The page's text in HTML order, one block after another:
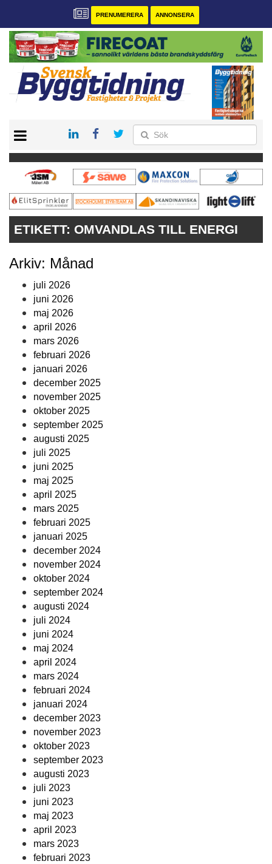
PRENUMERERA ANNONSERA
PRENUMERERA
VÅRA ANDRA MAGASIN
ANNONSERA
KONTAKT
ETIKETT: OMVANDLAS TILL ENERGI
Arkiv: Månad
juli 2026
juni 2026
maj 2026
april 2026
mars 2026
februari 2026
januari 2026
december 2025
november 2025
oktober 2025
september 2025
augusti 2025
juli 2025
juni 2025
maj 2025
april 2025
mars 2025
februari 2025
januari 2025
december 2024
november 2024
oktober 2024
september 2024
augusti 2024
juli 2024
juni 2024
maj 2024
april 2024
mars 2024
februari 2024
januari 2024
december 2023
november 2023
oktober 2023
september 2023
augusti 2023
juli 2023
juni 2023
maj 2023
april 2023
mars 2023
februari 2023